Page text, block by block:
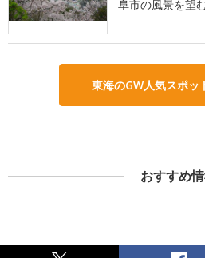
阜市の風景を望
東海のGW人気スポッ
おすすめ